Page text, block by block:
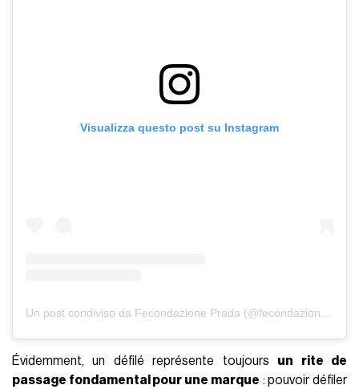
Visualizza questo post su Instagram
Évidemment, un défilé représente toujours un rite de
passage fondamental pour une marque : pouvoir défiler